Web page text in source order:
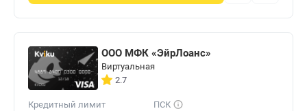
ООО МФК «ЭйрЛоанс»
Виртуальная
2.7
Кредитный лимит
ПСК